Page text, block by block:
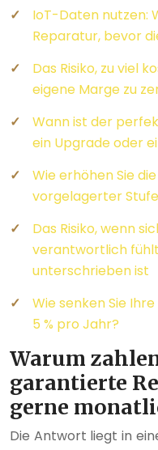
IoT-Daten nutzen:
Reparatur, bevor
Das Risiko, zu viel
eigene Marge zu
Wann ist der
ein Upgrade oder
Wie erhöhen Sie
vorgelagerter
Das Risiko, wenn
verantwortlich
unterschrieben ist
Wie senken Sie
5 % pro Jahr?
Warum
garantierte
gerne
Die Antwort liegt in